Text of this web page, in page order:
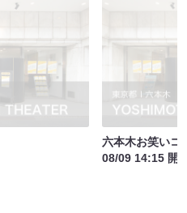
六本木お笑いコ
08/09 14:15 開